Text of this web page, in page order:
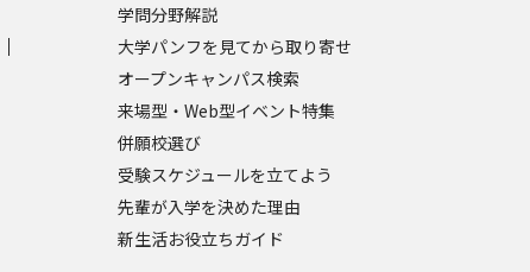
学問分野解説
大学パンフを見てから取り寄せ
オープンキャンパス検索
来場型・Web型イベント特集
併願校選び
受験スケジュールを立てよう
先輩が入学を決めた理由
新生活お役立ちガイド